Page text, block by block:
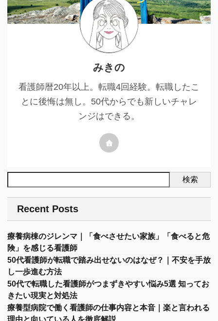
みきの
看護師暦20年以上。転職4回経験。転職したこ
とに後悔は無し。50代からでも新しいチャレ
ンジはできる。
検索
Recent Posts
療養病棟のジレンマ｜「食べさせたい家族」「食べると危
険」を感じる看護師
50代看護師が転職で踏み出せないのはなぜ？｜不安を手放
し一歩進む方法
50代で転職した看護師がつまずきやすい悩み5選 知ってお
きたい現実と対処法
療養型病院で働く看護師の仕事内容と本音｜楽と言われる
理由と向いている人を徹底解説